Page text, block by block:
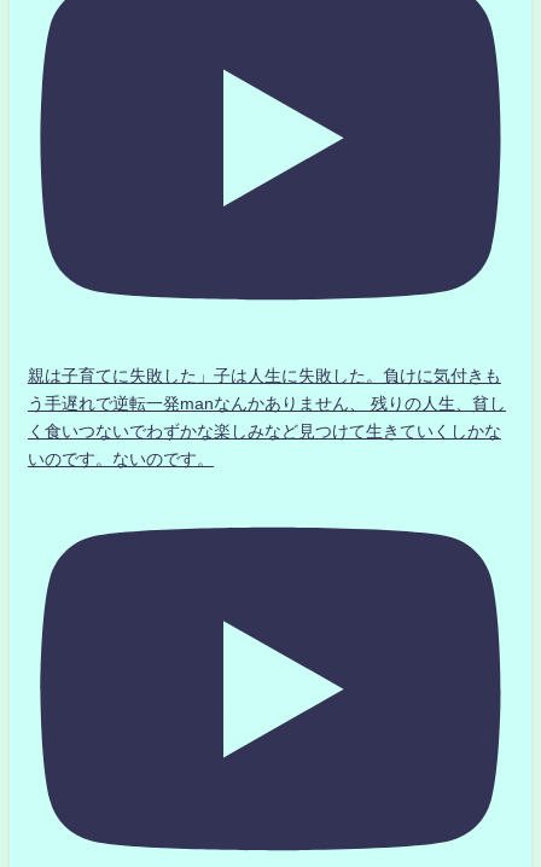
親は子育てに失敗した」子は人生に失敗した。負けに気付きも
う手遅れで逆転一発manなんかありません、 残りの人生、貧し
く食いつないでわずかな楽しみなど見つけて生きていくしかな
いのです。ないのです。